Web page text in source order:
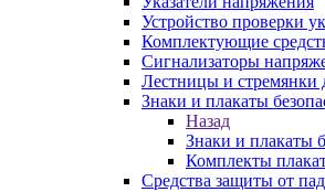
Устройство проверки
Комплектующие
Сигнализаторы
Лестницы и стремянки
Знаки и плакаты
Назад
Знаки и плакаты
Комплекты
Средства защиты от